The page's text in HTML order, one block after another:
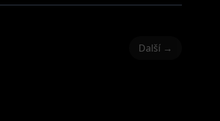
Další →